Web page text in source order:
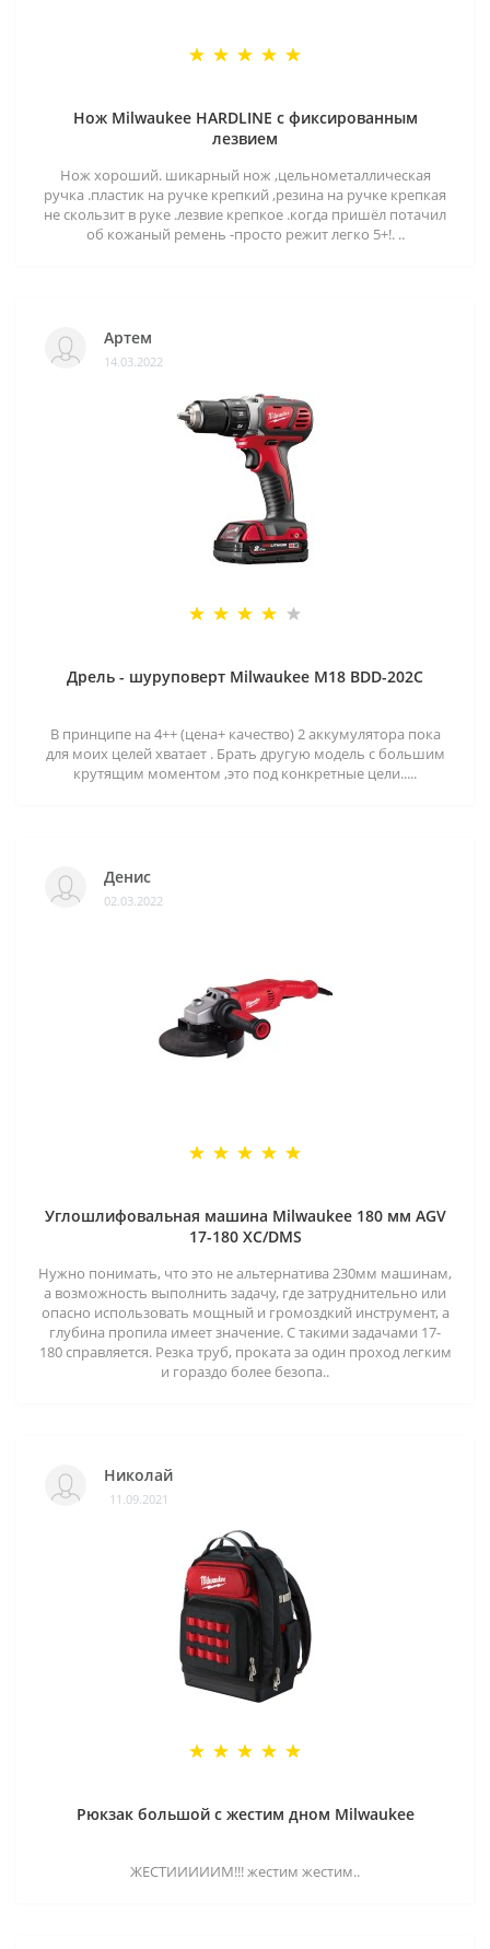
Нож Milwaukee HARDLINE с фиксированным
лезвием
Нож хороший. шикарный нож ,цельнометаллическая
ручка .пластик на ручке крепкий ,резина на ручке крепкая
не скользит в руке .лезвие крепкое .когда пришёл потачил
об кожаный ремень -просто режит легко 5+!. ..
Артем
14.03.2022
Дрель - шуруповерт Milwaukee M18 BDD-202C
В принципе на 4++ (цена+ качество) 2 аккумулятора пока
для моих целей хватает . Брать другую модель с большим
крутящим моментом ,это под конкретные цели.....
Денис
02.03.2022
Углошлифовальная машина Milwaukee 180 мм AGV
17-180 XC/DMS
Нужно понимать, что это не альтернатива 230мм машинам,
а возможность выполнить задачу, где затруднительно или
опасно использовать мощный и громоздкий инструмент, а
глубина пропила имеет значение. С такими задачами 17-
180 справляется. Резка труб, проката за один проход легким
и гораздо более безопа..
Николай
11.09.2021
Рюкзак большой с жестим дном Milwaukee
ЖЕСТИИИИИМ!!! жестим жестим..